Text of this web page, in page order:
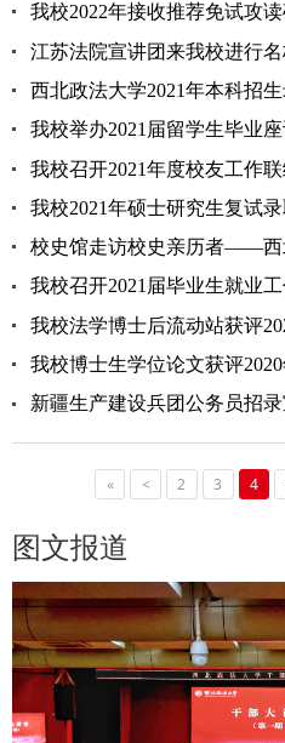
我校举办2021届留学生毕业
我校召开2021年度校友工作
我校召开2021届毕业生就业
新疆生产建设兵团公务员招
« < 2 3 4
图文报道